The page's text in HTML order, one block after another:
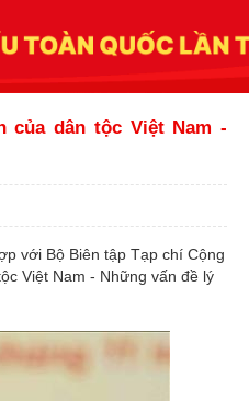
của dân tộc Việt Nam -
với Bộ Biên tập Tạp chí Cộng
Việt Nam - Những vấn đề lý